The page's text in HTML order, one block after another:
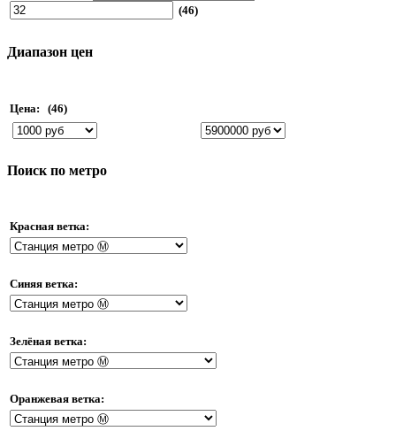
(46)
Диапазон цен
Цена: (46)
Поиск по метро
Красная ветка:
Синяя ветка:
Зелёная ветка:
Оранжевая ветка: